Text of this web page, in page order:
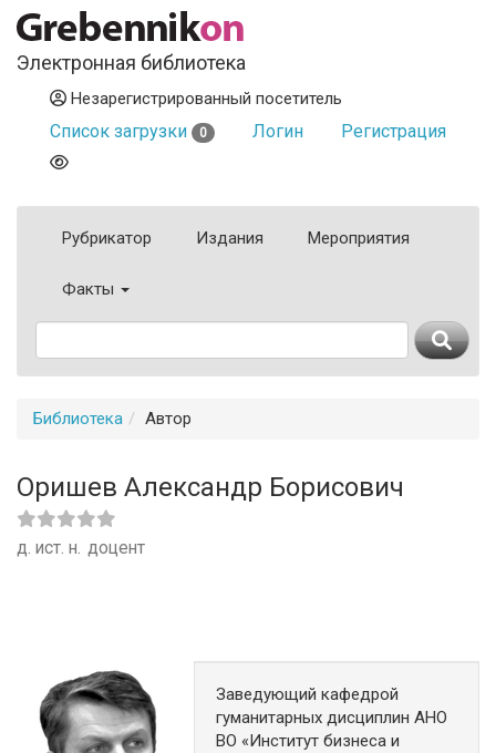
Электронная библиотека
Незарегистрированный посетитель
Список загрузки 0 Логин Регистрация
Рубрикатор Издания Мероприятия
Факты
Библиотека Автор
Оришев Александр Борисович
д. ист. н. доцент
Заведующий кафедрой
гуманитарных дисциплин АНО
ВО «Институт бизнеса и